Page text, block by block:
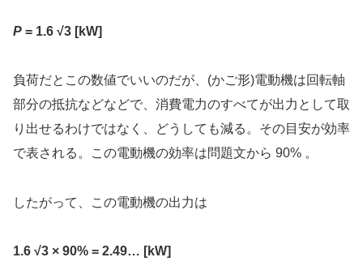
P = 1.6 √3 [kW]
負荷だとこの数値でいいのだが、(かご形)電動機は回転軸
部分の抵抗などなどで、消費電力のすべてが出力として取
り出せるわけではなく、どうしても減る。その目安が効率
で表される。この電動機の効率は問題文から 90% 。
したがって、この電動機の出力は
1.6 √3 × 90% = 2.49… [kW]